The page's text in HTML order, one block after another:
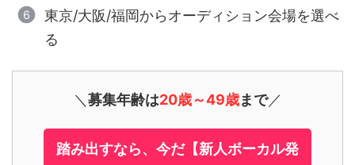
東京/大阪/福岡からオーディション会場を選べ
る
＼募集年齢は20歳～49歳まで／
踏み出すなら、今だ【新人ボーカル発